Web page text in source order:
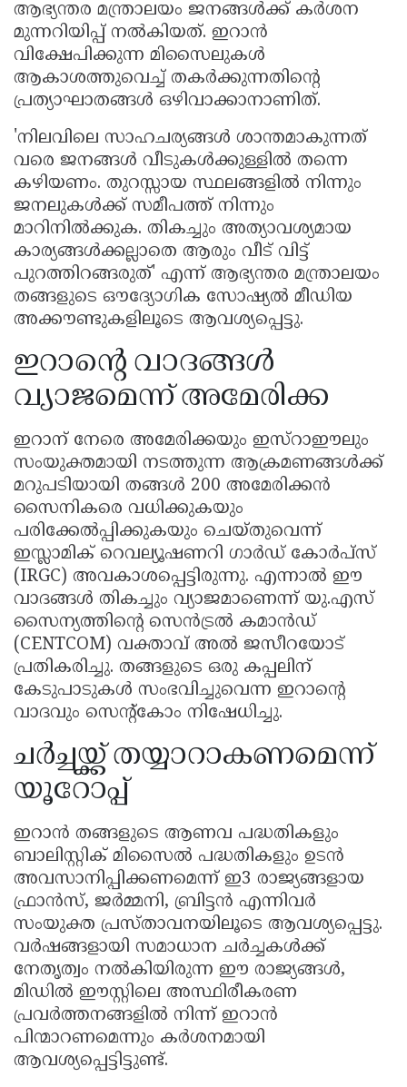
ആഭ്യന്തര മന്ത്രാലയം ജനങ്ങൾക്ക് കർശന
മുന്നറിയിപ്പ് നൽകിയത്. ഇറാൻ
വിക്ഷേപിക്കുന്ന മിസൈലുകൾ
ആകാശത്തുവെച്ച് തകർക്കുന്നതിന്റെ
പ്രത്യാഘാതങ്ങൾ ഒഴിവാക്കാനാണിത്.
'നിലവിലെ സാഹചര്യങ്ങൾ ശാന്തമാകുന്നത്
വരെ ജനങ്ങൾ വീടുകൾക്കുള്ളിൽ തന്നെ
കഴിയണം. തുറസ്സായ സ്ഥലങ്ങളിൽ നിന്നും
ജനലുകൾക്ക് സമീപത്ത് നിന്നും
മാറിനിൽക്കുക. തികച്ചും അത്യാവശ്യമായ
കാര്യങ്ങൾക്കല്ലാതെ ആരും വീട് വിട്ട്
പുറത്തിറങ്ങരുത്' എന്ന് ആഭ്യന്തര മന്ത്രാലയം
തങ്ങളുടെ ഔദ്യോഗിക സോഷ്യൽ മീഡിയ
അക്കൗണ്ടുകളിലൂടെ ആവശ്യപ്പെട്ടു.
ഇറാന്റെ വാദങ്ങൾ
വ്യാജമെന്ന് അമേരിക്ക
ഇറാന് നേരെ അമേരിക്കയും ഇസ്റാഈലും
സംയുക്തമായി നടത്തുന്ന ആക്രമണങ്ങൾക്ക്
മറുപടിയായി തങ്ങൾ 200 അമേരിക്കൻ
സൈനികരെ വധിക്കുകയും
പരിക്കേൽപ്പിക്കുകയും ചെയ്തുവെന്ന്
ഇസ്ലാമിക് റെവല്യൂഷണറി ഗാർഡ് കോർപ്സ്
(IRGC) അവകാശപ്പെട്ടിരുന്നു. എന്നാൽ ഈ
വാദങ്ങൾ തികച്ചും വ്യാജമാണെന്ന് യു.എസ്
സൈന്യത്തിന്റെ സെൻട്രൽ കമാൻഡ്
(CENTCOM) വക്താവ് അൽ ജസീറയോട്
പ്രതികരിച്ചു. തങ്ങളുടെ ഒരു കപ്പലിന്
കേടുപാടുകൾ സംഭവിച്ചുവെന്ന ഇറാന്റെ
വാദവും സെൻ്റ്കോം നിഷേധിച്ചു.
ചർച്ചയ്ക്ക് തയ്യാറാകണമെന്ന്
യൂറോപ്പ്
ഇറാൻ തങ്ങളുടെ ആണവ പദ്ധതികളും
ബാലിസ്റ്റിക് മിസൈൽ പദ്ധതികളും ഉടൻ
അവസാനിപ്പിക്കണമെന്ന് ഇ3 രാജ്യങ്ങളായ
ഫ്രാൻസ്, ജർമ്മനി, ബ്രിട്ടൻ എന്നിവർ
സംയുക്ത പ്രസ്താവനയിലൂടെ ആവശ്യപ്പെട്ടു.
വർഷങ്ങളായി സമാധാന ചർച്ചകൾക്ക്
നേതൃത്വം നൽകിയിരുന്ന ഈ രാജ്യങ്ങൾ,
മിഡിൽ ഈസ്റ്റിലെ അസ്ഥിരീകരണ
പ്രവർത്തനങ്ങളിൽ നിന്ന് ഇറാൻ
പിന്മാറണമെന്നും കർശനമായി
ആവശ്യപ്പെട്ടിട്ടുണ്ട്.